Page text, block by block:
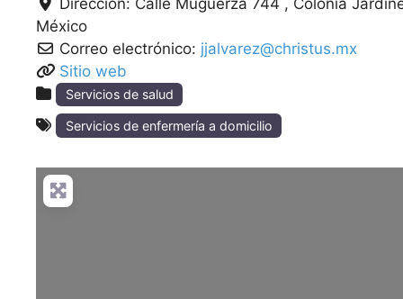
Dirección: Calle Muguerza 744 , Colonia
México
Correo electrónico: jjalvarez@christus.mx
Sitio web
Servicios de salud
Servicios de enfermería a domicilio